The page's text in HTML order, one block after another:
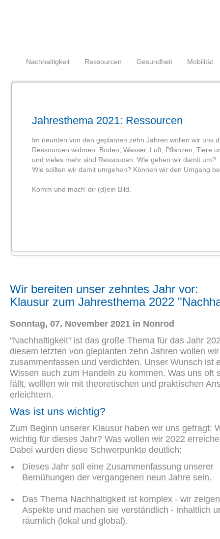
überspringen
Mobilität
Gesundheit
Ressourcen
Nachhaltigkeit
Jahresthema 2021: Ressourcen
Im neunten von den geplanten zehn Jahren wollen wir uns
Ressourcen widmen: Boden, Wasser, Luft, Pflanzen, Tiere
und vieles mehr sind Ressoucen. Wie gehen wir damit um?
Wie sollten wir damit umgehen? Können wir den Umgang
Komm und mach’ dir (d)ein Bild.
Wir bereiten unser zehntes Jahr vor:
Klausur zum Jahresthema 2022
Sonntag, 07. November 2021 in Nonrod
"Nachhaltigkeit" ist das große Thema für das Jahr
diesem letzten von gleplanten zehn Jahren wollen wir
zusammenfassen und verdichten. Unser Wunsch ist
Wissen auch zum Handeln zu kommen. Was uns oft
fällt, wolllen wir mit theoretischen und praktischen
erleichtern.
Was ist uns wichtig?
Zum Beginn unserer Klausur haben wir uns gefragt:
wichtig für dieses Jahr? Was wollen wir 2022
Dabei wurden diese Schwerpunkte deutlich:
Dieses Jahr soll eine Zusammenfassung unserer
Bemühungen der vergangenen neun Jahre sein.
Das Thema Nachhaltigkeit ist komplex - wir
Aspekte und machen sie verständlich - inhaltlich
räumlich (lokal und global).